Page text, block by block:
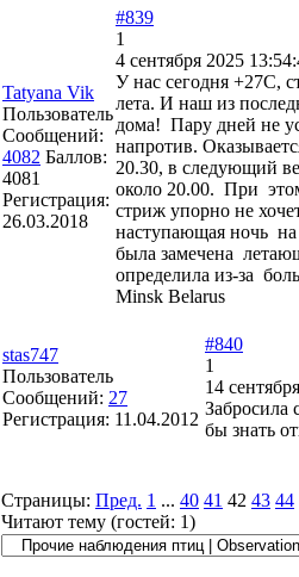
Tatyana Vik
Пользователь
Сообщений:
4082 Баллов:
4081
Регистрация:
26.03.2018
#839
1
4 сентября 2025
У нас сегодня +27С,
лета. И наш из
дома! Пару дней не
напротив.
20.30, в следующий
около 20.00. При
стриж упорно не
наступающая ночь на
была замечена
определила из-за
Minsk Belarus
stas747
Пользователь
Сообщений: 27
Регистрация: 11.04.2012
#840
1
14
Забросила
бы знать
Страницы: Пред. 1 ... 40 41 42 43 44
Читают тему (гостей: 1)